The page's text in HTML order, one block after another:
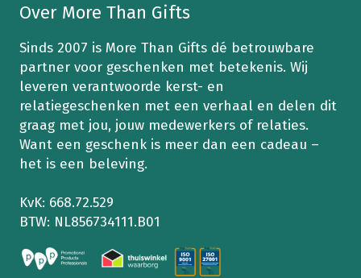
gekozen
worden
op
productpagina
Over More Than Gifts
Sinds 2007 is More Than Gifts dé betrouwbare
partner voor geschenken met betekenis. Wij
leveren verantwoorde kerst- en
relatiegeschenken met een verhaal en delen dit
graag met jou, jouw medewerkers of relaties.
Want een geschenk is meer dan een cadeau –
het is een beleving.
KvK: 668.72.529
BTW: NL856734111.B01